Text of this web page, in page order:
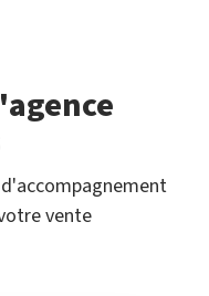
vente